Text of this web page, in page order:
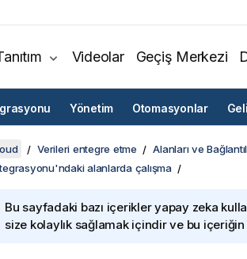
Videolar Geçiş Merkezi
Yönetim Otomasyonlar
Verileri entegre etme
Alanları ve
alanlarda çalışma
Bu sayfadaki bazı içerikler yapay zeka
size kolaylık sağlamak içindir ve bu